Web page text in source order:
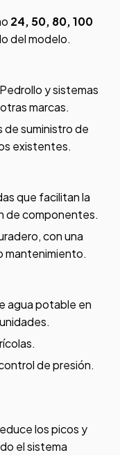
24, 50, 80, 100
del modelo.
y sistemas
marcas.
de suministro de
existentes.
que facilitan la
de componentes.
con una
mantenimiento.
agua potable en
de presión.
los picos y
el sistema